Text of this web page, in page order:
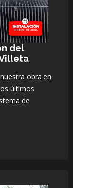
del
obra en
últimos
de